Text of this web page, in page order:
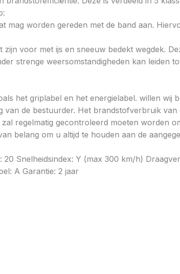
mag worden gereden met de band aan.
voor met ijs en sneeuw bedekt wegdek.
strenge weersomstandigheden kan leiden
het griplabel en het energielabel. willen
van de bestuurder. Het brandstofverbruik
regelmatig gecontroleerd moeten worden
belang om u altijd te houden aan de
Snelheidsindex: Y (max 300 km/h)
A Garantie: 2 jaar